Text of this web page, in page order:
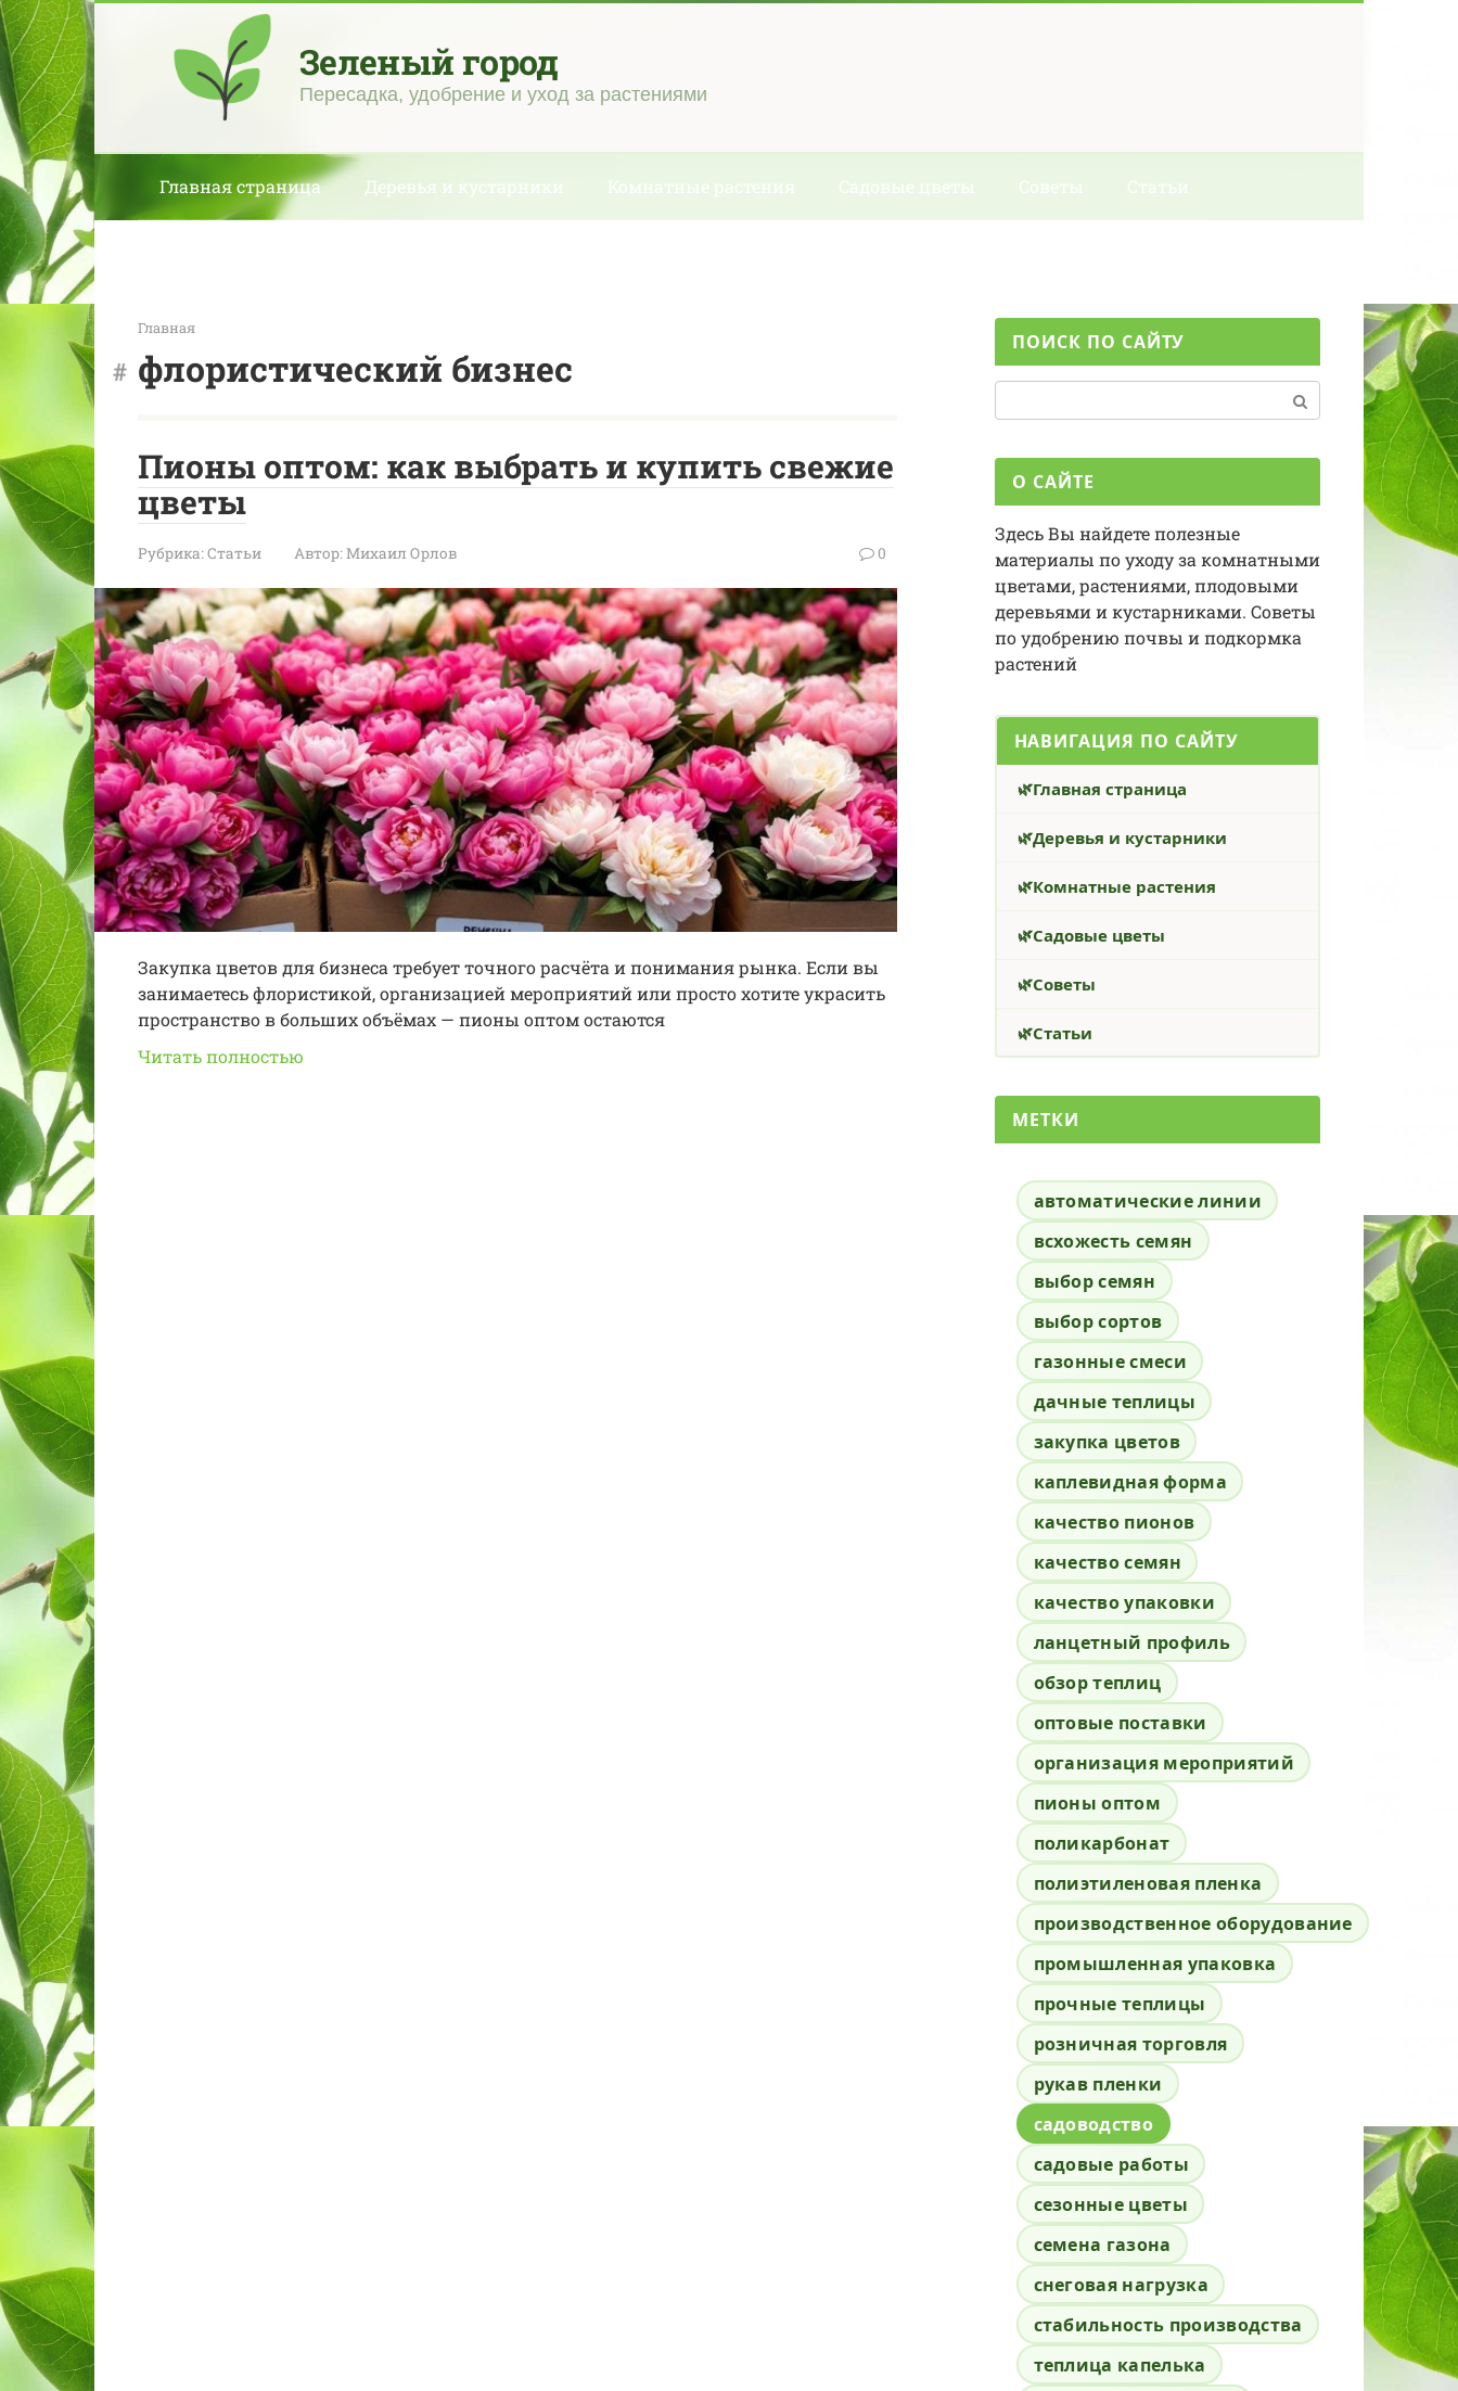
Перейти
к
контенту
Зеленый город
Пересадка, удобрение и уход за растениями
Главная страница Деревья и кустарники Комнатные растения Садовые цветы Советы Статьи
Главная
флористический бизнес
Пионы оптом: как выбрать и купить свежие
цветы
Рубрика:Статьи Автор:Михаил Орлов 0
Закупка цветов для бизнеса требует точного расчёта и понимания рынка. Если вы
занимаетесь флористикой, организацией мероприятий или просто хотите украсить
пространство в больших объёмах — пионы оптом остаются
Читать полностью
ПОИСК ПО САЙТУ
О САЙТЕ
Здесь Вы найдете полезные
материалы по уходу за комнатными
цветами, растениями, плодовыми
деревьями и кустарниками. Советы
по удобрению почвы и подкормка
растений
НАВИГАЦИЯ ПО САЙТУ
Главная страница
Деревья и кустарники
Комнатные растения
Садовые цветы
Советы
Статьи
МЕТКИ
автоматические линии
всхожесть семян
выбор семян
выбор сортов
газонные смеси
дачные теплицы
закупка цветов
каплевидная форма
качество пионов
качество семян
качество упаковки
ланцетный профиль
обзор теплиц
оптовые поставки
организация мероприятий
пионы оптом
поликарбонат
полиэтиленовая пленка
производственное оборудование
промышленная упаковка
прочные теплицы
розничная торговля
рукав пленки
садоводство
садовые работы
сезонные цветы
семена газона
снеговая нагрузка
стабильность производства
теплица капелька